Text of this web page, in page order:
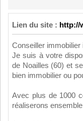
Lien du site : http://
Conseiller
Je suis à votre
de Noailles (60) et
bien immobilier ou
Avec plus de 1000
réaliserons